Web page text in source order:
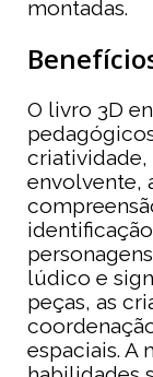
montadas.
O livro 3D
criatividade,
envolvente,
lúdico e
peças, as
espaciais. A